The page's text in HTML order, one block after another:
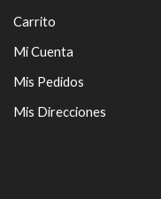
Carrito
Mi Cuenta
Mis Pedidos
Mis Direcciones